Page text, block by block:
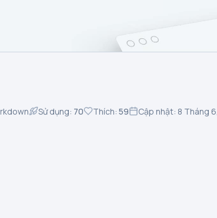
Sử dụng: 70 Thích: 59 Cập nhật: 8 Tháng